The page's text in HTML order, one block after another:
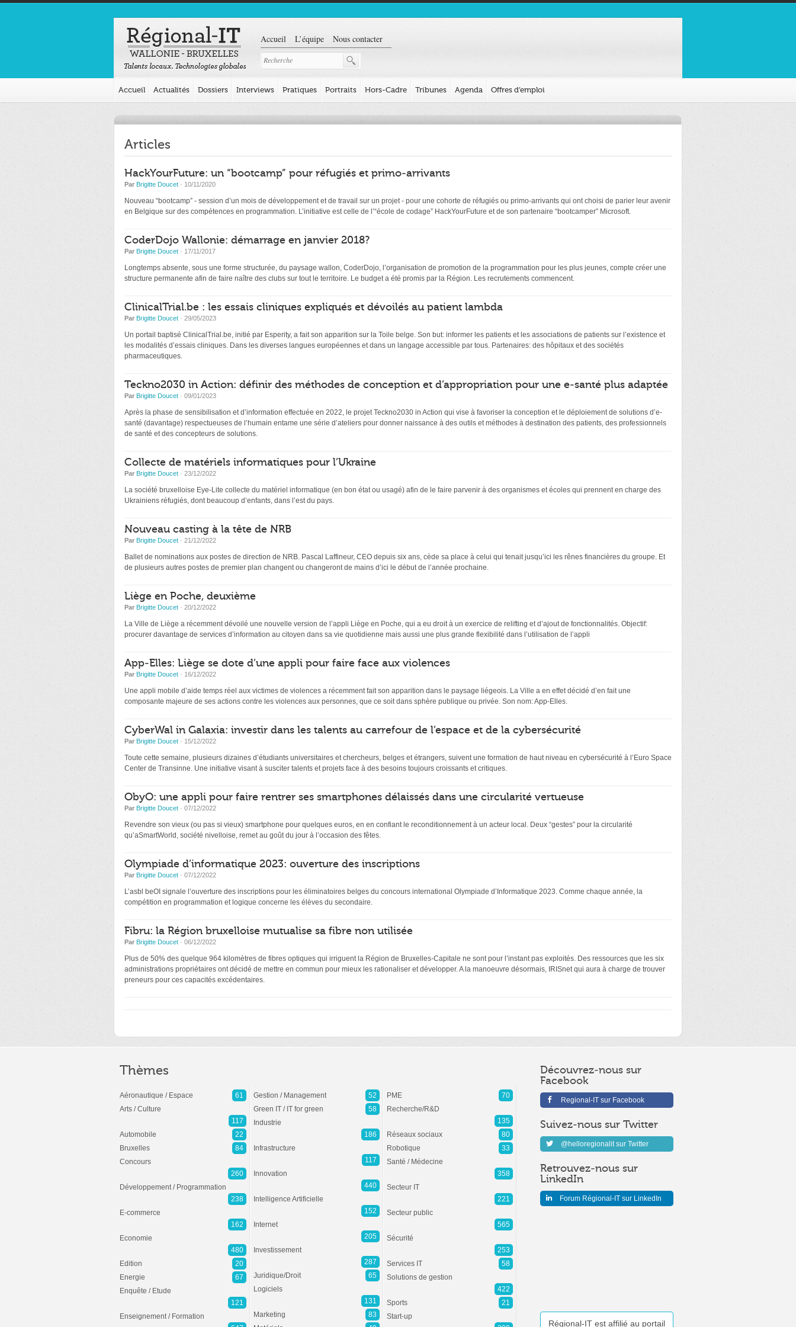
Accueil L’équipe Nous contacter
Accueil Actualités Dossiers Interviews Pratiques Portraits Hors-Cadre Tribunes Agenda Offres d’emploi
Articles
HackYourFuture: un “bootcamp” pour réfugiés et primo-arrivants
Par Brigitte Doucet · 10/11/2020
Nouveau “bootcamp” - session d’un mois de développement et de travail sur un projet - pour une cohorte de réfugiés ou primo-arrivants qui ont choisi de parier leur avenir
en Belgique sur des compétences en programmation. L’initiative est celle de l’“école de codage” HackYourFuture et de son partenaire “bootcamper” Microsoft.
CoderDojo Wallonie: démarrage en janvier 2018?
Par Brigitte Doucet · 17/11/2017
Longtemps absente, sous une forme structurée, du paysage wallon, CoderDojo, l’organisation de promotion de la programmation pour les plus jeunes, compte créer une
structure permanente afin de faire naître des clubs sur tout le territoire. Le budget a été promis par la Région. Les recrutements commencent.
ClinicalTrial.be : les essais cliniques expliqués et dévoilés au patient lambda
Par Brigitte Doucet · 29/05/2023
Un portail baptisé ClinicalTrial.be, initié par Esperity, a fait son apparition sur la Toile belge. Son but: informer les patients et les associations de patients sur l’existence et
les modalités d’essais cliniques. Dans les diverses langues européennes et dans un langage accessible par tous. Partenaires: des hôpitaux et des sociétés
pharmaceutiques.
Teckno2030 in Action: définir des méthodes de conception et d’appropriation pour une e-santé plus adaptée
Par Brigitte Doucet · 09/01/2023
Après la phase de sensibilisation et d’information effectuée en 2022, le projet Teckno2030 in Action qui vise à favoriser la conception et le déploiement de solutions d’e-
santé (davantage) respectueuses de l’humain entame une série d’ateliers pour donner naissance à des outils et méthodes à destination des patients, des professionnels
de santé et des concepteurs de solutions.
Collecte de matériels informatiques pour l’Ukraine
Par Brigitte Doucet · 23/12/2022
La société bruxelloise Eye-Lite collecte du matériel informatique (en bon état ou usagé) afin de le faire parvenir à des organismes et écoles qui prennent en charge des
Ukrainiens réfugiés, dont beaucoup d’enfants, dans l’est du pays.
Nouveau casting à la tête de NRB
Par Brigitte Doucet · 21/12/2022
Ballet de nominations aux postes de direction de NRB. Pascal Laffineur, CEO depuis six ans, cède sa place à celui qui tenait jusqu’ici les rênes financières du groupe. Et
de plusieurs autres postes de premier plan changent ou changeront de mains d’ici le début de l’année prochaine.
Liège en Poche, deuxième
Par Brigitte Doucet · 20/12/2022
La Ville de Liège a récemment dévoilé une nouvelle version de l’appli Liège en Poche, qui a eu droit à un exercice de relifting et d’ajout de fonctionnalités. Objectif:
procurer davantage de services d’information au citoyen dans sa vie quotidienne mais aussi une plus grande flexibilité dans l’utilisation de l’appli
App-Elles: Liège se dote d’une appli pour faire face aux violences
Par Brigitte Doucet · 16/12/2022
Une appli mobile d’aide temps réel aux victimes de violences a récemment fait son apparition dans le paysage liégeois. La Ville a en effet décidé d’en fait une
composante majeure de ses actions contre les violences aux personnes, que ce soit dans sphère publique ou privée. Son nom: App-Elles.
CyberWal in Galaxia: investir dans les talents au carrefour de l’espace et de la cybersécurité
Par Brigitte Doucet · 15/12/2022
Toute cette semaine, plusieurs dizaines d’étudiants universitaires et chercheurs, belges et étrangers, suivent une formation de haut niveau en cybersécurité à l’Euro Space
Center de Transinne. Une initiative visant à susciter talents et projets face à des besoins toujours croissants et critiques.
ObyO: une appli pour faire rentrer ses smartphones délaissés dans une circularité vertueuse
Par Brigitte Doucet · 07/12/2022
Revendre son vieux (ou pas si vieux) smartphone pour quelques euros, en en confiant le reconditionnement à un acteur local. Deux “gestes” pour la circularité
qu’aSmartWorld, société nivelloise, remet au goût du jour à l’occasion des fêtes.
Olympiade d’informatique 2023: ouverture des inscriptions
Par Brigitte Doucet · 07/12/2022
L’asbl beOI signale l’ouverture des inscriptions pour les éliminatoires belges du concours international Olympiade d’Informatique 2023. Comme chaque année, la
compétition en programmation et logique concerne les élèves du secondaire.
Fibru: la Région bruxelloise mutualise sa fibre non utilisée
Par Brigitte Doucet · 06/12/2022
Plus de 50% des quelque 964 kilomètres de fibres optiques qui irriguent la Région de Bruxelles-Capitale ne sont pour l’instant pas exploités. Des ressources que les six
administrations propriétaires ont décidé de mettre en commun pour mieux les rationaliser et développer. A la manoeuvre désormais, IRISnet qui aura à charge de trouver
preneurs pour ces capacités excédentaires.
Découvrez-nous sur
Facebook
Regional-IT sur Facebook
Suivez-nous sur Twitter
@helloregionalit sur Twitter
Retrouvez-nous sur
LinkedIn
Forum Régional-IT sur LinkedIn
Régional-IT est affilié au portail
Thèmes
Aéronautique / Espace
61
Arts / Culture
117
Automobile
22
Bruxelles
84
Concours
260
Développement / Programmation
238
E-commerce
162
Economie
480
Edition
20
Energie
67
Enquête / Etude
121
Enseignement / Formation
Gestion / Management
52
Green IT / IT for green
58
Industrie
186
Infrastructure
117
Innovation
440
Intelligence Artificielle
152
Internet
205
Investissement
287
Juridique/Droit
65
Logiciels
131
Marketing
83
PME
70
Recherche/R&D
135
Réseaux sociaux
80
Robotique
33
Santé / Médecine
358
Secteur IT
221
Secteur public
565
Sécurité
253
Services IT
58
Solutions de gestion
422
Sports
21
Start-up